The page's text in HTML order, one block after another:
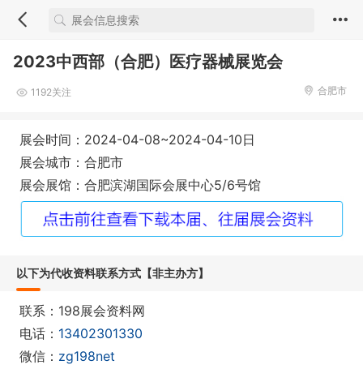
2023中西部（合肥）医疗器械展览会
1192关注 合肥市
展会时间：2024-04-08~2024-04-10日
展会城市：合肥市
展会展馆：合肥滨湖国际会展中心5/6号馆
以下为代收资料联系方式【非主办方】
联系：198展会资料网
电话： 13402301330
微信： zg198net